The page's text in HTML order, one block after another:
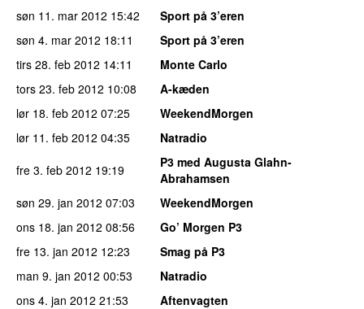
søn 11. mar 2012 15:42
Sport på 3’eren
søn 4. mar 2012 18:11
Sport på 3’eren
tirs 28. feb 2012 14:11
Monte Carlo
tors 23. feb 2012 10:08
A-kæden
lør 18. feb 2012 07:25
WeekendMorgen
lør 11. feb 2012 04:35
Natradio
fre 3. feb 2012 19:19
P3 med Augusta Glahn-
Abrahamsen
søn 29. jan 2012 07:03
WeekendMorgen
ons 18. jan 2012 08:56
Go’ Morgen P3
fre 13. jan 2012 12:23
Smag på P3
man 9. jan 2012 00:53
Natradio
ons 4. jan 2012 21:53
Aftenvagten